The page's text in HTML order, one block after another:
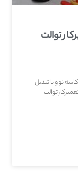
توالت
نو و یا تبدیل
توالت